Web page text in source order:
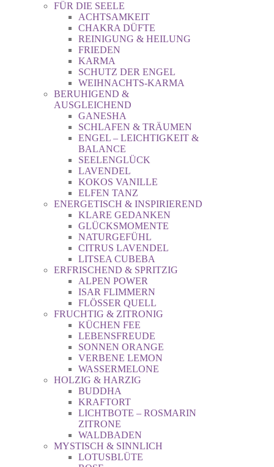
FÜR DIE SEELE
ACHTSAMKEIT
CHAKRA DÜFTE
REINIGUNG & HEILUNG
FRIEDEN
KARMA
SCHUTZ DER ENGEL
WEIHNACHTS-KARMA
BERUHIGEND &
AUSGLEICHEND
GANESHA
SCHLAFEN & TRÄUMEN
ENGEL – LEICHTIGKEIT &
BALANCE
SEELENGLÜCK
LAVENDEL
KOKOS VANILLE
ELFEN TANZ
ENERGETISCH & INSPIRIEREND
KLARE GEDANKEN
GLÜCKSMOMENTE
NATURGEFÜHL
CITRUS LAVENDEL
LITSEA CUBEBA
ERFRISCHEND & SPRITZIG
ALPEN POWER
ISAR FLIMMERN
FLÖSSER QUELL
FRUCHTIG & ZITRONIG
KÜCHEN FEE
LEBENSFREUDE
SONNEN ORANGE
VERBENE LEMON
WASSERMELONE
HOLZIG & HARZIG
BUDDHA
KRAFTORT
LICHTBOTE – ROSMARIN
ZITRONE
WALDBADEN
MYSTISCH & SINNLICH
LOTUSBLÜTE